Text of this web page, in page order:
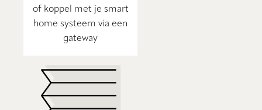
of koppel met je smart
home systeem via een
gateway